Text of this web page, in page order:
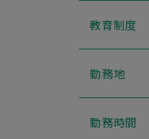
教育制度
勤務地
勤務時間